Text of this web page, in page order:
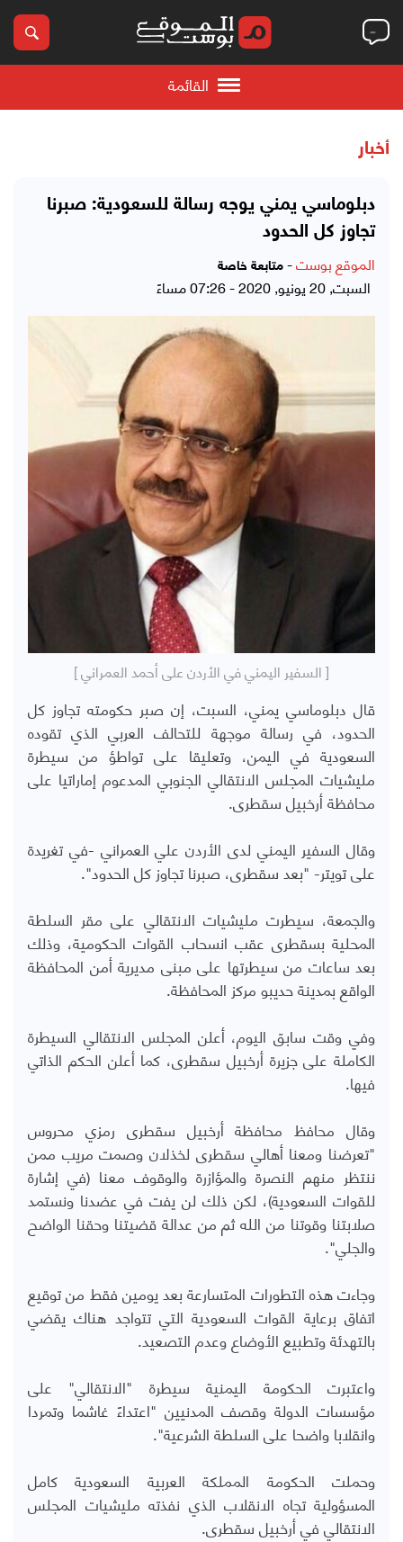
القائمة
أخبار
دبلوماسي يمني يوجه رسالة للسعودية: صبرنا
تجاوز كل الحدود
الموقع بوست- متابعة خاصة
السبت, 20 يونيو, 2020 - 07:26 مساءً
[ السفير اليمني في الأردن على أحمد العمراني ]
قال دبلوماسي يمني، السبت، إن صبر حكومته تجاوز كل
الحدود، في رسالة موجهة للتحالف العربي الذي تقوده
السعودية في اليمن، وتعليقا على تواطؤ من سيطرة
مليشيات المجلس الانتقالي الجنوبي المدعوم إماراتيا على
محافظة أرخبيل سقطرى.
وقال السفير اليمني لدى الأردن علي العمراني -في تغريدة
على تويتر- "بعد سقطرى، صبرنا تجاوز كل الحدود".
والجمعة، سيطرت مليشيات الانتقالي على مقر السلطة
المحلية بسقطرى عقب انسحاب القوات الحكومية، وذلك
بعد ساعات من سيطرتها على مبنى مديرية أمن المحافظة
الواقع بمدينة حديبو مركز المحافظة.
وفي وقت سابق اليوم، أعلن المجلس الانتقالي السيطرة
الكاملة على جزيرة أرخبيل سقطرى، كما أعلن الحكم الذاتي
فيها.
وقال محافظ محافظة أرخبيل سقطرى رمزي محروس
"تعرضنا ومعنا أهالي سقطرى لخذلان وصمت مريب ممن
ننتظر منهم النصرة والمؤازرة والوقوف معنا (في إشارة
للقوات السعودية)، لكن ذلك لن يفت في عضدنا ونستمد
صلابتنا وقوتنا من الله ثم من عدالة قضيتنا وحقنا الواضح
والجلي".
وجاءت هذه التطورات المتسارعة بعد يومين فقط من توقيع
اتفاق برعاية القوات السعودية التي تتواجد هناك يقضي
بالتهدئة وتطبيع الأوضاع وعدم التصعيد.
واعتبرت الحكومة اليمنية سيطرة "الانتقالي" على
مؤسسات الدولة وقصف المدنيين "اعتداءً غاشما وتمردا
وانقلابا واضحا على السلطة الشرعية".
وحملت الحكومة المملكة العربية السعودية كامل
المسؤولية تجاه الانقلاب الذي نفذته مليشيات المجلس
الانتقالي في أرخبيل سقطرى.